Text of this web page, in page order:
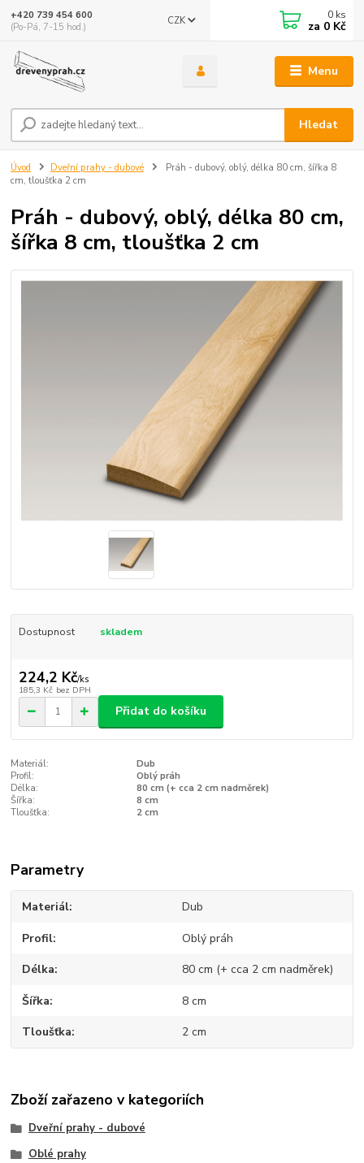
Menu
CZK
Hledat
+420 739 454 600
(Po-Pá, 7-15 hod.)
0 ks
za 0 Kč
Úvod Dveřní prahy - dubové
Práh - dubový, oblý, délka 80 cm, šířka 8
cm, tloušťka 2 cm
Práh - dubový, oblý, délka 80 cm,
šířka 8 cm, tloušťka 2 cm
Dostupnost skladem
224,2 Kč/ks
185,3 Kč bez DPH
Přidat do košíku
Materiál:
Dub
Profil:
Oblý práh
Délka:
80 cm (+ cca 2 cm nadměrek)
Šířka:
8 cm
Tloušťka:
2 cm
Parametry
Materiál Dub
Profil Oblý práh
Délka 80 cm (+ cca 2 cm nadměrek)
Šířka 8 cm
Tloušťka 2 cm
Zboží zařazeno v kategoriích
Dveřní prahy - dubové
Oblé prahy